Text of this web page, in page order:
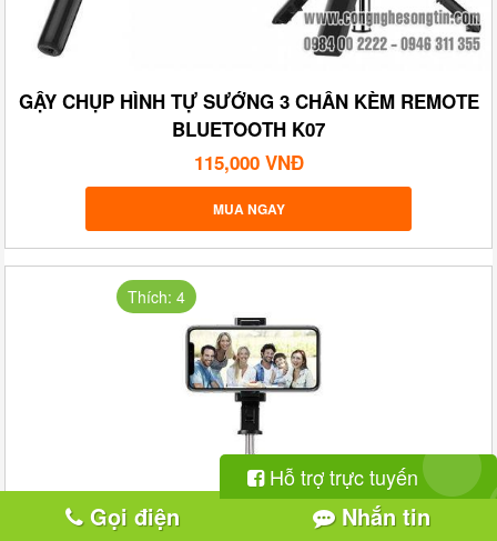
GẬY CHỤP HÌNH TỰ SƯỚNG 3 CHÂN KÈM REMOTE
BLUETOOTH K07
115,000 VNĐ
MUA NGAY
Thích: 4
Gọi điện Nhắn tin
Hỗ trợ trực tuyến